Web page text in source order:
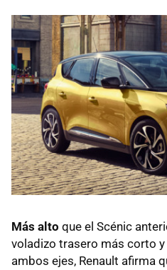
Más alto que el Scénic
voladizo trasero más corto y
ambos ejes, Renault afirma